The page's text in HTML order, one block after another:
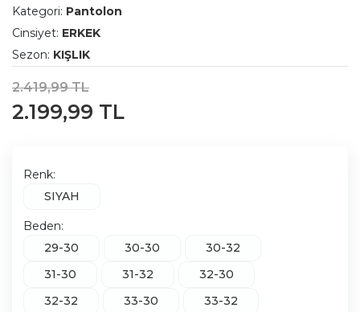
Kategori: Pantolon
Cinsiyet: ERKEK
Sezon: KIŞLIK
2.419,99 TL
2.199,99 TL
Renk:
SIYAH
Beden:
29-30
30-30
30-32
31-30
31-32
32-30
32-32
33-30
33-32